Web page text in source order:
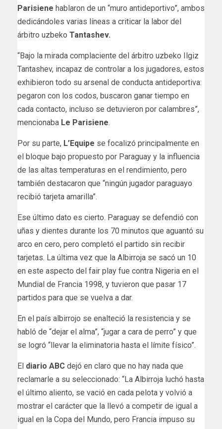
Parisiene hablaron de un “muro antideportivo”, ambos
dedicándoles varias líneas a criticar la labor del
árbitro uzbeko Tantashev.
“Bajo la mirada complaciente del árbitro uzbeko Ilgiz
Tantashev, incapaz de controlar a los jugadores, estos
exhibieron todo su arsenal de conducta antideportiva:
pegaron con los codos, buscaron ganar tiempo en
cada contacto, incluso se detuvieron por calambres”,
mencionaba Le Parisiene.
Por su parte, L’Equipe se focalizó principalmente en
el bloque bajo propuesto por Paraguay y la influencia
de las altas temperaturas en el rendimiento, pero
también destacaron que “ningún jugador paraguayo
recibió tarjeta amarilla”.
Ese último dato es cierto. Paraguay se defendió con
uñas y dientes durante los 70 minutos que aguantó su
arco en cero, pero completó el partido sin recibir
tarjetas. La última vez que la Albirroja se sacó un 10
en este aspecto del fair play fue contra Nigeria en el
Mundial de Francia 1998, y tuvieron que pasar 17
partidos para que se vuelva a dar.
En el país albirrojo se enalteció la resistencia y se
habló de “dejar el alma”, “jugar a cara de perro” y que
se logró “llevar la eliminatoria hasta el límite físico”.
El diario ABC dejó en claro que no hay nada que
reclamarle a su seleccionado: “La Albirroja luchó hasta
el último aliento, se vació en cada pelota y volvió a
mostrar el carácter que la llevó a competir de igual a
igual en la Copa del Mundo, pero Francia impuso su